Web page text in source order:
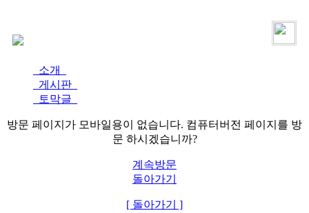
소개
게시판
토막글
방문 페이지가 모바일용이 없습니다. 컴퓨터버전 페이지를 방
문 하시겠습니까?
계속방문
돌아가기
[ 돌아가기 ]